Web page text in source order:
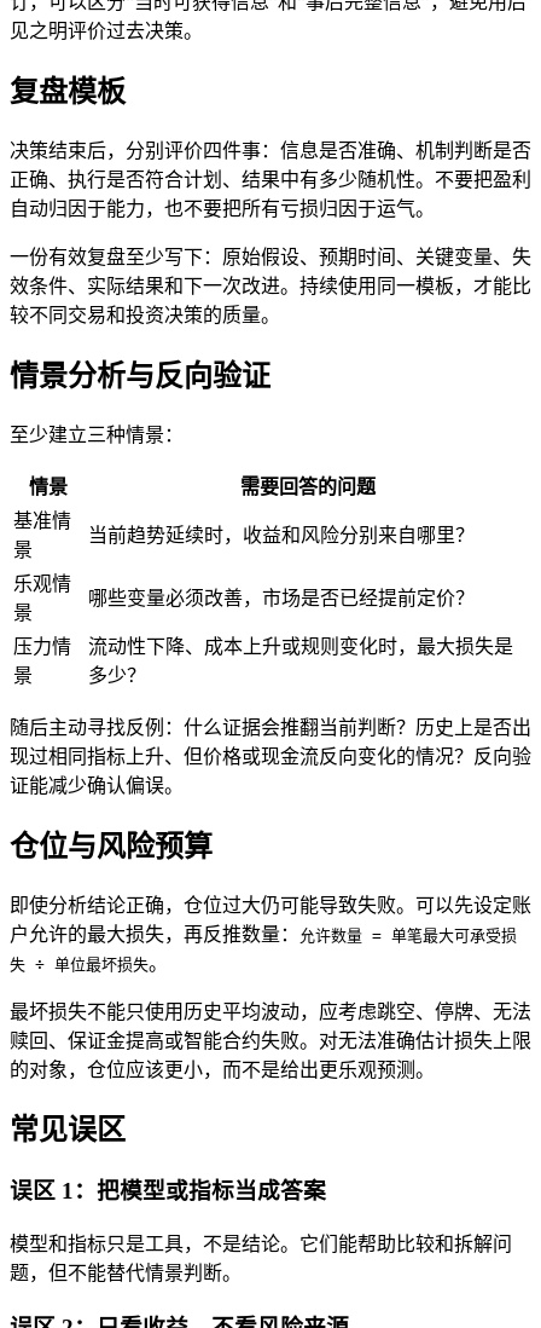
见之明评价过去决策。
复盘模板
决策结束后，分别评价四件事：信息是否准确、机制判断是否
正确、执行是否符合计划、结果中有多少随机性。不要把盈利
自动归因于能力，也不要把所有亏损归因于运气。
一份有效复盘至少写下：原始假设、预期时间、关键变量、失
效条件、实际结果和下一次改进。持续使用同一模板，才能比
较不同交易和投资决策的质量。
情景分析与反向验证
至少建立三种情景：
情景
需要回答的问题
基准情
景
当前趋势延续时，收益和风险分别来自哪里？
乐观情
景
哪些变量必须改善，市场是否已经提前定价？
压力情
景
流动性下降、成本上升或规则变化时，最大损失是
多少？
随后主动寻找反例：什么证据会推翻当前判断？历史上是否出
现过相同指标上升、但价格或现金流反向变化的情况？反向验
证能减少确认偏误。
仓位与风险预算
即使分析结论正确，仓位过大仍可能导致失败。可以先设定账
户允许的最大损失，再反推数量：
允许数量 = 单笔最大可承受损
失 ÷ 单位最坏损失。
最坏损失不能只使用历史平均波动，应考虑跳空、停牌、无法
赎回、保证金提高或智能合约失败。对无法准确估计损失上限
的对象，仓位应该更小，而不是给出更乐观预测。
常见误区
误区 1：把模型或指标当成答案
模型和指标只是工具，不是结论。它们能帮助比较和拆解问
题，但不能替代情景判断。